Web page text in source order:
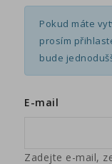
Pokud máte
prosím
bude
E-mail
Zadejte e-mail,